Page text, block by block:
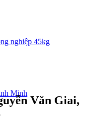
nghiệp 45kg
Minh
Văn Giai,